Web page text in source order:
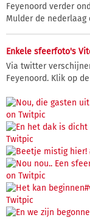
Feyenoord verder
Mulder de nederlaag
Enkele sfeerfoto's
Via twitter
Feyenoord. Klik op